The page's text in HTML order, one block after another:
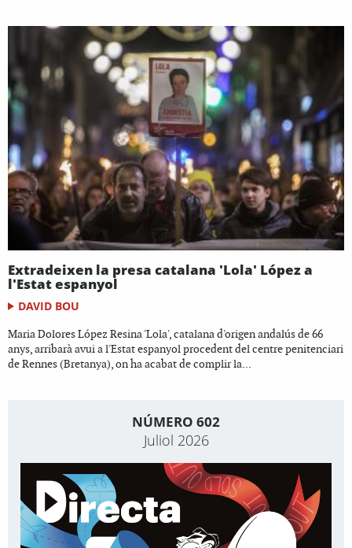
Extradeixen la presa catalana 'Lola' López a
l'Estat espanyol
DAVID BOU
Maria Dolores López Resina 'Lola', catalana d'origen andalús de 66
anys, arribarà avui a l'Estat espanyol procedent del centre penitenciari
de Rennes (Bretanya), on ha acabat de complir la...
NÚMERO 602
Juliol 2026